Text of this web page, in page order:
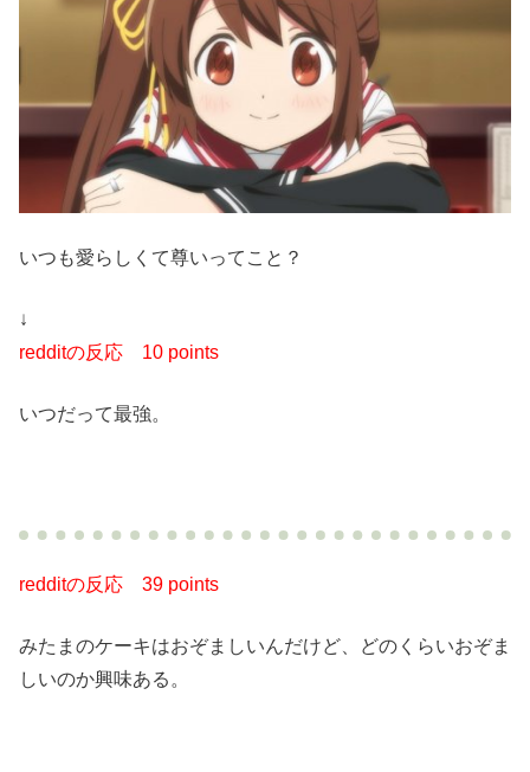
いつも愛らしくて尊いってこと？
↓
redditの反応 10 points
いつだって最強。
redditの反応 39 points
みたまのケーキはおぞましいんだけど、どのくらいおぞま
しいのか興味ある。